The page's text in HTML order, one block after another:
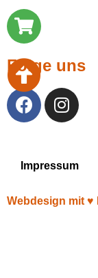
Folge uns
Impressum
Webdesign mit ♥︎